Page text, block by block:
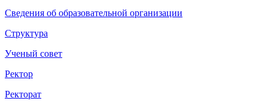
Сведения об образовательной организации
Структура
Ученый совет
Ректор
Ректорат